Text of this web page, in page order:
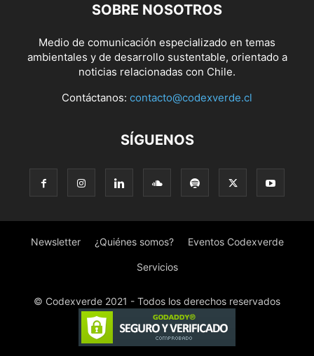
SOBRE NOSOTROS
Medio de comunicación especializado en temas
ambientales y de desarrollo sustentable, orientado a
noticias relacionadas con Chile.
Contáctanos: contacto@codexverde.cl
SÍGUENOS
Newsletter ¿Quiénes somos? Eventos Codexverde
Servicios
© Codexverde 2021 - Todos los derechos reservados